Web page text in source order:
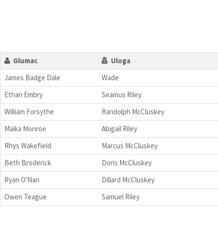
Glumac
Uloga
James Badge Dale
Wade
Ethan Embry
Seamus Riley
William Forsythe
Randolph McCluskey
Maika Monroe
Abigail Riley
Rhys Wakefield
Marcus McCluskey
Beth Broderick
Doris McCluskey
Ryan O'Nan
Dillard McCluskey
Owen Teague
Samuel Riley